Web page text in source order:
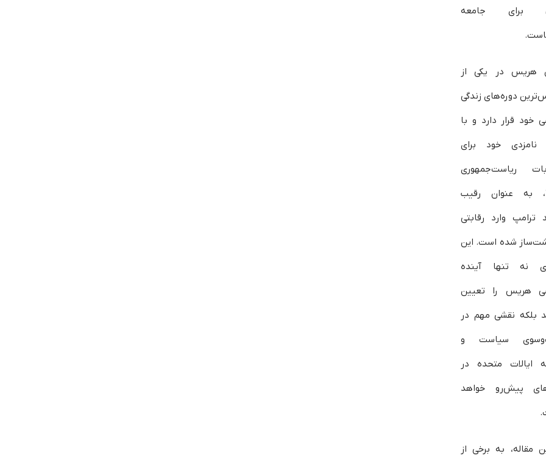
برای جامعه
هریس در یکی از
دوره‌های زندگی
خود قرار دارد و با
نامزدی خود برای
ریاست‌جمهوری
۲۰۲۴، به عنوان رقیب
ترامپ وارد رقابتی
شده است. این
نه تنها آینده
هریس را تعیین
بلکه نقشی مهم در
سیاست و
ایالات متحده در
پیش‌رو خواهد
مقاله، به برخی از